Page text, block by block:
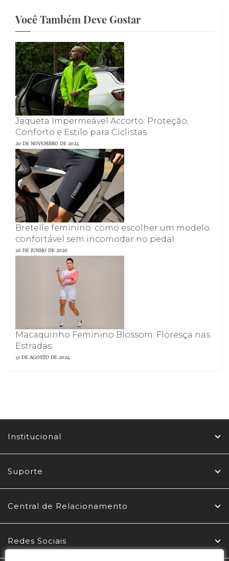
Você Também Deve Gostar
Jaqueta Impermeável Accorto: Proteção,
Conforto e Estilo para Ciclistas
20 DE NOVEMBRO DE 2024
Bretelle feminino: como escolher um modelo
confortável sem incomodar no pedal
26 DE JUNHO DE 2026
Macaquinho Feminino Blossom: Floresça nas
Estradas
31 DE AGOSTO DE 2024
Institucional
Suporte
Central de Relacionamento
Redes Sociais